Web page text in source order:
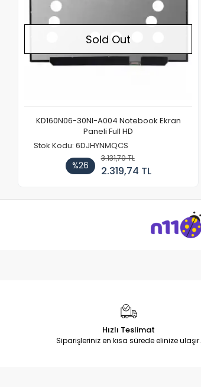
Sold Out
KD160N06-30NI-A004 Notebook Ekran
Paneli Full HD
Stok Kodu: 6DJHYNMQCS
%26
3.131,70 TL
2.319,74 TL
Hızlı Teslimat
Siparişleriniz en kısa sürede elinize ulaşır.